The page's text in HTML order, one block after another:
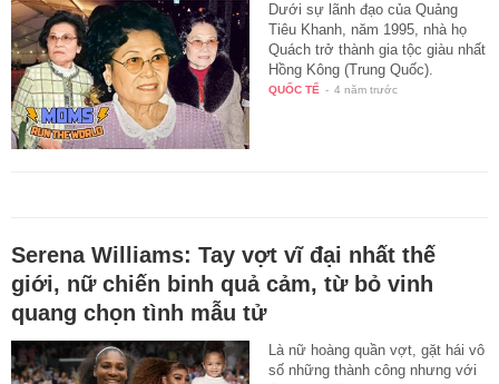
Dưới sự lãnh đạo của Quảng
Tiêu Khanh, năm 1995, nhà họ
Quách trở thành gia tộc giàu nhất
Hồng Kông (Trung Quốc).
QUỐC TẾ - 4 năm trước
Serena Williams: Tay vợt vĩ đại nhất thế
giới, nữ chiến binh quả cảm, từ bỏ vinh
quang chọn tình mẫu tử
Là nữ hoàng quần vợt, gặt hái vô
số những thành công nhưng với